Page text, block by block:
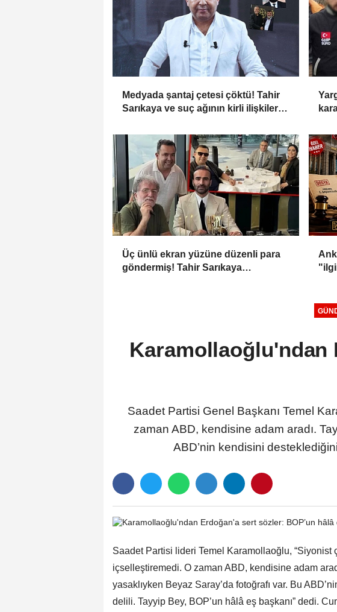
Medyada şantaj çetesi çöktü! Tahir
Sarıkaya ve suç ağının kirli ilişkiler
Üç ünlü ekran yüzüne düzenli para
göndermiş! Tahir Sarıkaya
Karamollaoğlu'ndan
Saadet Partisi Genel Başkanı Temel
zaman ABD, kendisine adam aradı.
ABD’nin kendisini
Saadet Partisi lideri Temel Karamollaoğlu, “Siyonist
içselleştiremedi. O zaman ABD, kendisine adam
yasaklıyken Beyaz Saray’da fotoğrafı var. Bu
delili. Tayyip Bey, BOP’un hâlâ eş başkanı” dedi.